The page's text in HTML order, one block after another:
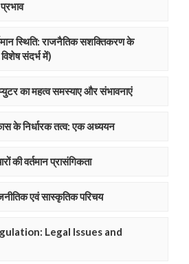
स्थिति: राजनैतिक सशक्तिकरण के
संदर्भ में)
का महत्व समस्याए और संभावनाएं
के निर्धारक तत्व: एक अध्ययन
की वर्तमान प्रासंगिकता
एवं सास्कृतिक परिचय
Legal Issues and